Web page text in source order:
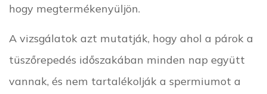
hogy megtermékenyüljön.
A vizsgálatok azt mutatják, hogy ahol a párok a
tüszőrepedés időszakában minden nap együtt
vannak, és nem tartalékolják a spermiumot a